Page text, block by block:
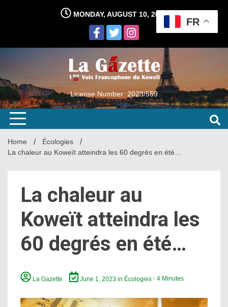
MONDAY, AUGUST 10, 2026
License Number: 2023/559
Home
Écologies
La chaleur au Koweït atteindra les 60 degrés en été…
La chaleur au
Koweït atteindra les
60 degrés en été…
La Gazette June 1, 2023in Écologies - 4 Minutes
FR